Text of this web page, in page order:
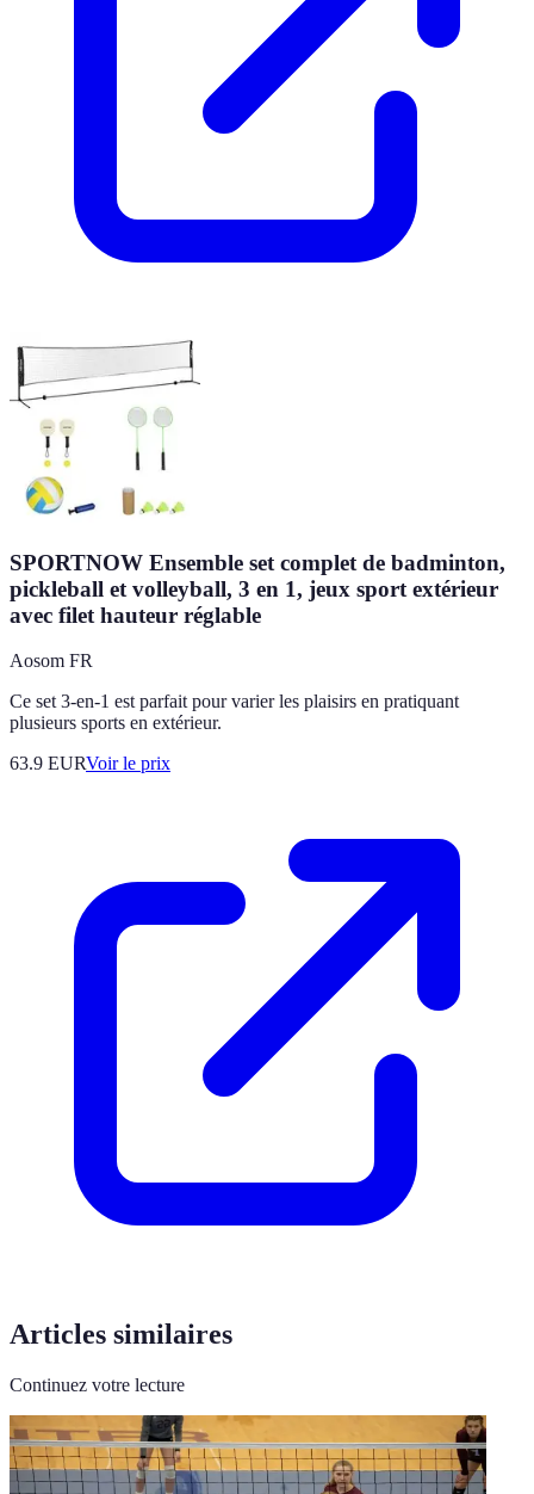
SPORTNOW Ensemble set complet de badminton,
pickleball et volleyball, 3 en 1, jeux sport extérieur
avec filet hauteur réglable
Aosom FR
Ce set 3-en-1 est parfait pour varier les plaisirs en pratiquant
plusieurs sports en extérieur.
63.9 EURVoir le prix
Articles similaires
Continuez votre lecture